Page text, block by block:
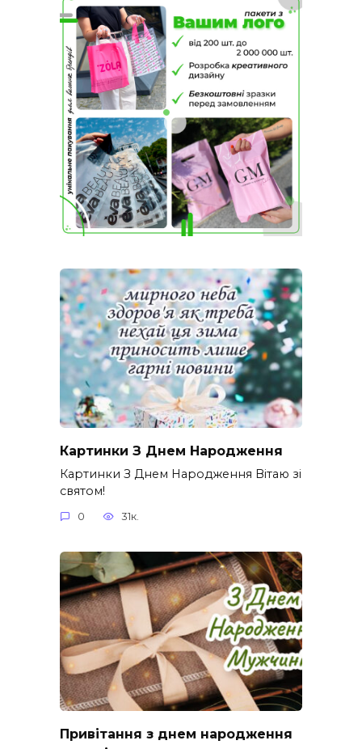
Картинки З Днем Народження
Картинки З Днем Народження Вітаю зі
святом!
0 31к.
Привітання з днем народження